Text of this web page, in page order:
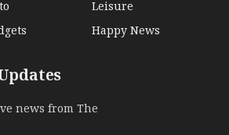
Leisure
Happy News
news from The